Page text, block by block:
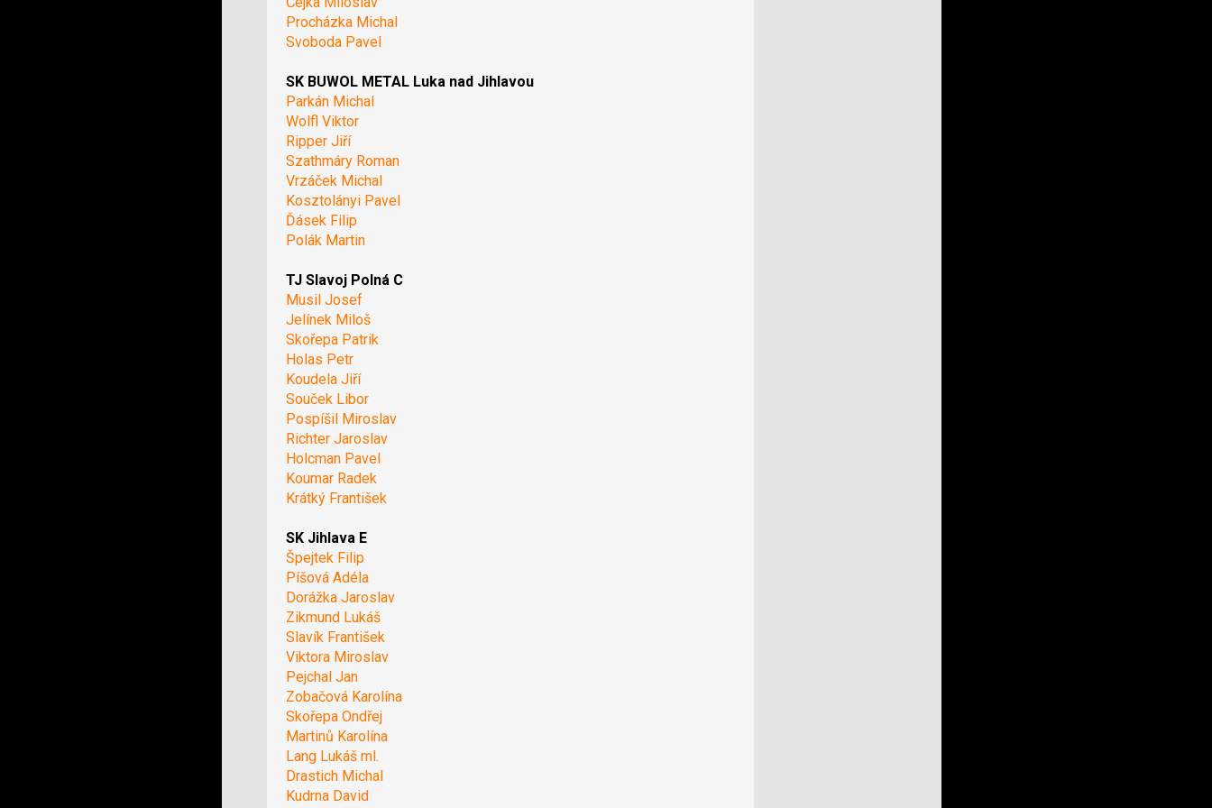
Procházka Michal
Svoboda Pavel
SK BUWOL METAL Luka nad Jihlavou
Parkán Michal
Wolfl Viktor
Ripper Jiří
Szathmáry Roman
Vrzáček Michal
Kosztolányi Pavel
Ďásek Filip
Polák Martin
TJ Slavoj Polná C
Musil Josef
Jelínek Miloš
Skořepa Patrik
Holas Petr
Koudela Jiří
Souček Libor
Pospíšil Miroslav
Richter Jaroslav
Holcman Pavel
Koumar Radek
Krátký František
SK Jihlava E
Špejtek Filip
Píšová Adéla
Dorážka Jaroslav
Zikmund Lukáš
Slavík František
Viktora Miroslav
Pejchal Jan
Zobačová Karolína
Skořepa Ondřej
Martinů Karolína
Lang Lukáš ml.
Drastich Michal
Kudrna David